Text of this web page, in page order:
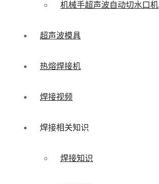
机械手超声波自动切水口机
超声波模具
热熔焊接机
焊接视频
焊接相关知识
焊接知识